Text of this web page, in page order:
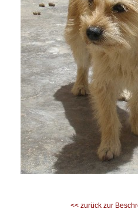
<< zurück zur